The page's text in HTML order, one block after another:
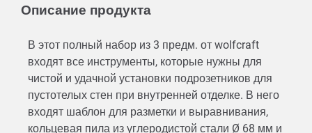
Описание продукта
В этот полный набор из 3 предм. от wolfcraft
входят все инструменты, которые нужны для
чистой и удачной установки подрозетников для
пустотелых стен при внутренней отделке. В него
входят шаблон для разметки и выравнивания,
кольцевая пила из углеродистой стали Ø 68 мм и